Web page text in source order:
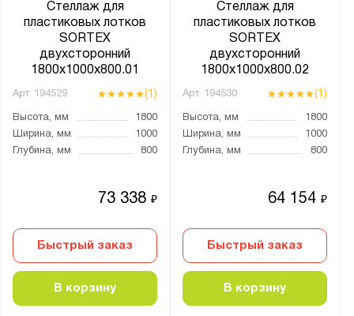
Стеллаж для
пластиковых лотков
SORTEX
двухсторонний
1800x1000x800.01
Арт. 194529 (1)
Высота, мм
1800
Ширина, мм
1000
Глубина, мм
800
73 338₽
Быстрый заказ
В корзину
Стеллаж для
пластиковых лотков
SORTEX
двухсторонний
1800x1000x800.02
Арт. 194530 (1)
Высота, мм
1800
Ширина, мм
1000
Глубина, мм
800
64 154₽
Быстрый заказ
В корзину